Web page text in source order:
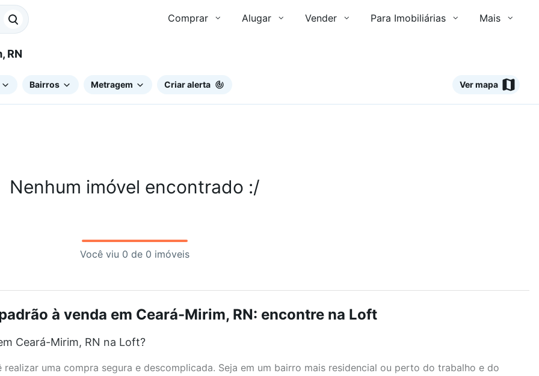
Comprar Alugar Vender Para Imobiliárias Mais
RN
Bairros Metragem Criar alerta Ver mapa
Nenhum imóvel encontrado :/
Você viu 0 de 0 imóveis
à venda em Ceará-Mirim, RN: encontre na Loft
Ceará-Mirim, RN na Loft?
uma compra segura e descomplicada. Seja em um bairro mais residencial ou perto do trabalho e do